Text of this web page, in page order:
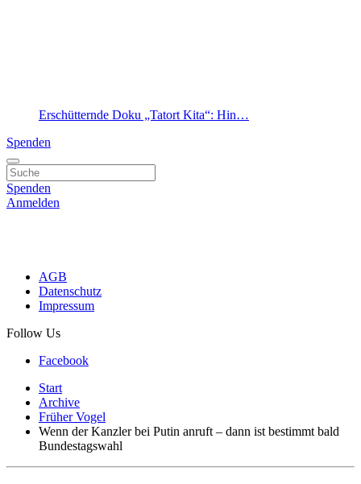
Erschütternde Doku „Tatort Kita“: Hin…
Spenden
Spenden
Anmelden
AGB
Datenschutz
Impressum
Follow Us
Facebook
Start
Archive
Früher Vogel
Wenn der Kanzler bei Putin anruft – dann ist bestimmt bald
Bundestagswahl